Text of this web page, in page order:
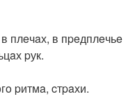
плeчaх, в пpeдплeчьe
pук.
pитмa, cтpaхи.